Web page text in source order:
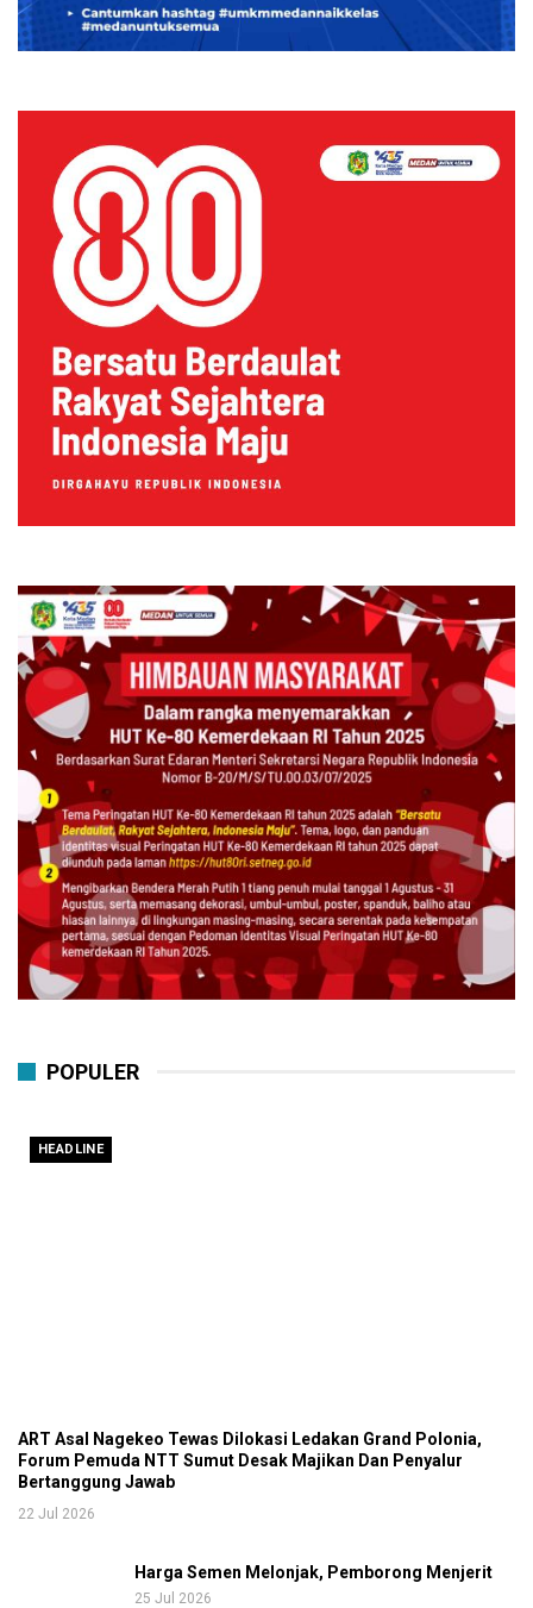
POPULER
HEADLINE
ART Asal Nagekeo Tewas Dilokasi Ledakan Grand Polonia,
Forum Pemuda NTT Sumut Desak Majikan Dan Penyalur
Bertanggung Jawab
22 Jul 2026
Harga Semen Melonjak, Pemborong Menjerit
25 Jul 2026